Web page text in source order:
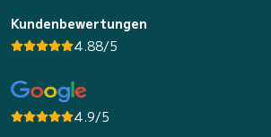
Kundenbewertungen
4.88/5
4.9/5